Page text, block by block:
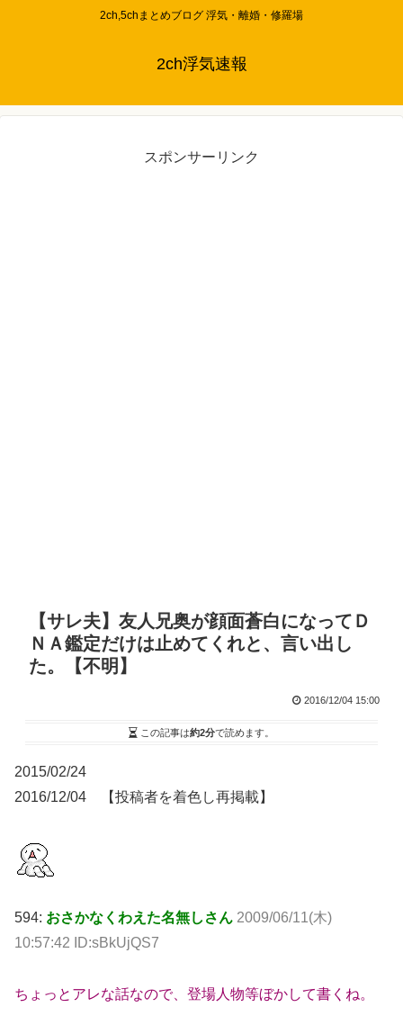
2ch,5chまとめブログ 浮気・離婚・修羅場
2ch浮気速報
スポンサーリンク
【サレ夫】友人兄奥が顔面蒼白になってＤ
ＮＡ鑑定だけは止めてくれと、言い出し
た。【不明】
2016/12/04 15:00
この記事は約2分で読めます。
2015/02/24
2016/12/04 【投稿者を着色し再掲載】
594: おさかなくわえた名無しさん 2009/06/11(木)
10:57:42 ID:sBkUjQS7
ちょっとアレな話なので、登場人物等ぼかして書くね。